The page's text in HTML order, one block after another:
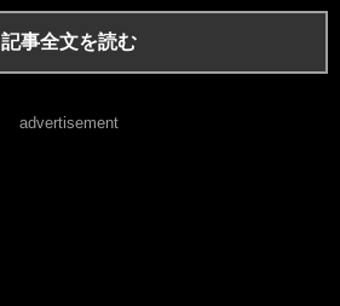
記事全文を読む
advertisement